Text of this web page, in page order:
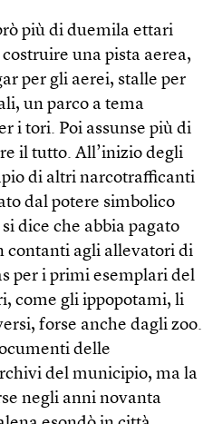
più di duemila ettari
una pista aerea,
per gli aerei, stalle per
un parco a tema
i tori. Poi assunse più di
il tutto. All’inizio degli
di altri narcotrafficanti
dal potere simbolico
dice che abbia pagato
contanti agli allevatori di
per i primi esemplari del
come gli ippopotami, li
forse anche dagli zoo.
delle
del municipio, ma la
negli anni novanta